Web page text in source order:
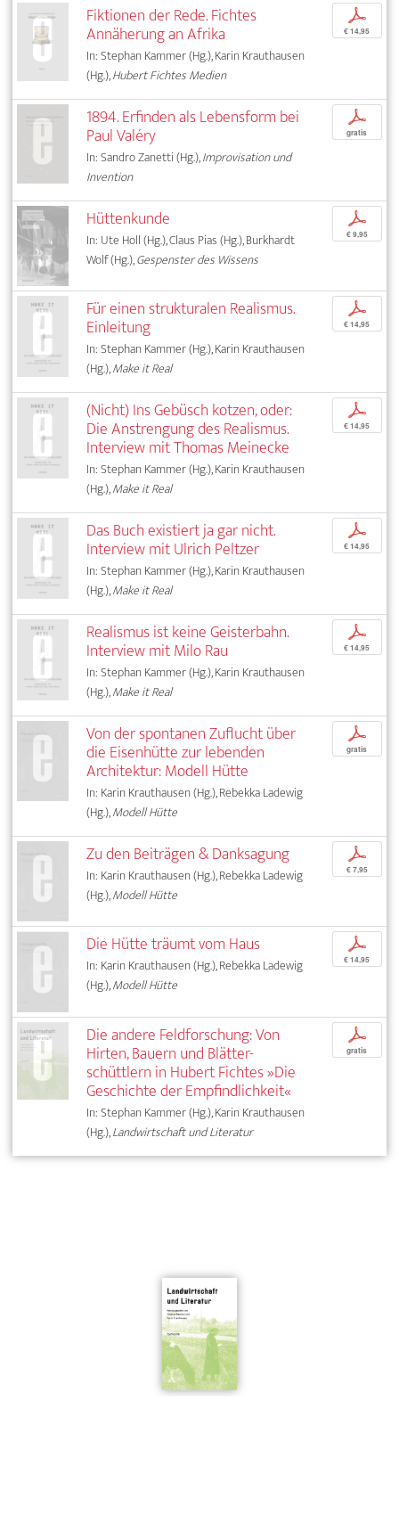
Fiktionen der Rede. Fichtes
Annäherung an Afrika
In: Stephan Kammer (Hg.), Karin Krauthausen
(Hg.),Hubert Fichtes Medien
p
€ 14,95
1894. Erfinden als Lebensform bei
Paul Valéry
In: Sandro Zanetti (Hg.),Improvisation und
Invention
p
gratis
Hüttenkunde
In: Ute Holl (Hg.), Claus Pias (Hg.), Burkhardt
Wolf (Hg.),Gespenster des Wissens
p
€ 9,95
Für einen strukturalen Realismus.
Einleitung
In: Stephan Kammer (Hg.), Karin Krauthausen
(Hg.),Make it Real
p
€ 14,95
(Nicht) Ins Gebüsch kotzen, oder:
Die Anstrengung des Realismus.
Interview mit Thomas Meinecke
In: Stephan Kammer (Hg.), Karin Krauthausen
(Hg.),Make it Real
p
€ 14,95
Das Buch existiert ja gar nicht.
Interview mit Ulrich Peltzer
In: Stephan Kammer (Hg.), Karin Krauthausen
(Hg.),Make it Real
p
€ 14,95
Realismus ist keine Geisterbahn.
Interview mit Milo Rau
In: Stephan Kammer (Hg.), Karin Krauthausen
(Hg.),Make it Real
p
€ 14,95
Von der spontanen Zuflucht über
die Eisenhütte zur lebenden
Architektur: Modell Hütte
In: Karin Krauthausen (Hg.), Rebekka Ladewig
(Hg.),Modell Hütte
p
gratis
Zu den Beiträgen & Danksagung
In: Karin Krauthausen (Hg.), Rebekka Ladewig
(Hg.),Modell Hütte
p
€ 7,95
Die Hütte träumt vom Haus
In: Karin Krauthausen (Hg.), Rebekka Ladewig
(Hg.),Modell Hütte
p
€ 14,95
Die andere Feldforschung: Von
Hirten, Bauern und Blätter­-
schüttlern in Hubert Fichtes »Die
Geschichte der Empfindlichkeit«
In: Stephan Kammer (Hg.), Karin Krauthausen
(Hg.),Landwirtschaft und Literatur
p
gratis